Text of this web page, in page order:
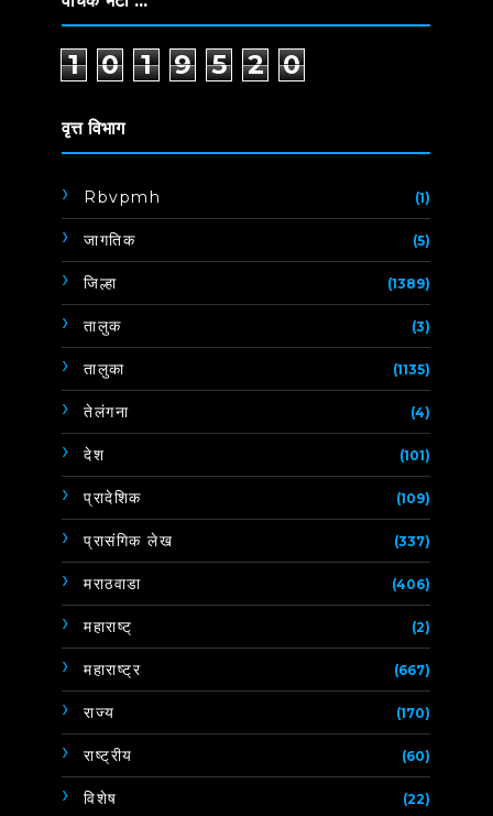
1 0 1 9 5 2 0
वृत्त विभाग
Rbvpmh (1)
जागतिक (5)
जिल्हा (1389)
तालुक (3)
तालुका (1135)
तेलंगना (4)
देश (101)
प्रादेशिक (109)
प्रासंगिक लेख (337)
मराठवाडा (406)
महाराष्ट् (2)
महाराष्ट्र (667)
राज्य (170)
राष्ट्रीय (60)
विशेष (22)